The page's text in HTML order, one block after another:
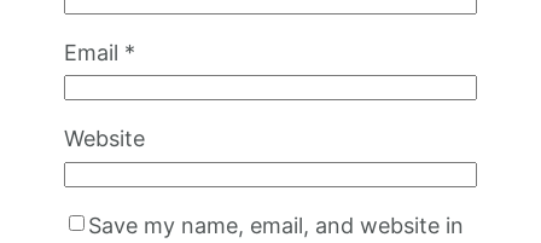
Email *
Website
Save my name, email, and website in